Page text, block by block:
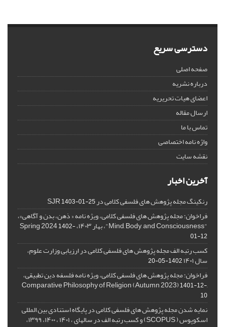
دسترسی سریع
صفحه اصلی
درباره نشریه
اعضای هیات تحریریه
ارسال مقاله
تماس با ما
واژه نامه اختصاصی
نقشه سایت
آخرین اخبار
رنکینگ مجله پژوهش های فلسفی کلامی در SJR1403-01-25
فراخوان: مجله پژوهش های فلسفی کلامی، ویژه نامه « ذهن، بدن و آگاهی»،
"Mind, Body, and Consciousness"، بهار ۱۴۰۳، Spring 2024
1402-
01-12
کسب رتبه الف مجله پژوهش های فلسفی کلامی در ارزیابی وزارت علوم،
سال ۱۴۰۱ 1402-05-20
فراخوان: مجله پژوهش های فلسفی کلامی، ویژه نامه فلسفه دین تطبیقی،
,Comparative Philosophy of Religion (Autumn 2023)
1401-12-
10
نمایه شدن مجله پژوهش های فلسفی کلامی در پایگاه استنادی بین المللی
اسکوپوس ( SCOPUS) و کسب رتبه الف در سالهای ، ۱۴۰۱ ، ۱۴۰۰، ۱۳۹۹،